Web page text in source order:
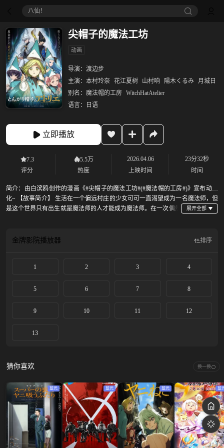
八仙！
尖帽子的魔法工坊
动画
导演： 渡边步
主演： 本村玲奈 花江夏树 山村响 陽木くるみ
月城日
别名： 魔法帽的工房
WitchHatAtelier
语言：
日语
立即播放
7.3
评分
5.5万
热度
2026.04.06
上映时间
23分32秒
时间
简介： 由白滨鸥创作的漫画《#尖帽子的魔法工坊#(#魔法帽的工房#)》宣布动画
化~ 【故事简介】 生活在一个偏远村庄的少女可可一直渴望成为一名魔法师，但
是这个世界只有出生就是魔法师的人才能成为魔法师。在一次偶然
本，不料却用出了强大而危险的禁忌魔法，将自己的母亲与房子都变成了石头。
金牌影院播放器 排序
1 2 3 4
5 6 7 8
9 10 11 12
13
猜你喜欢 换一换
蓝光 蓝光 蓝光 蓝